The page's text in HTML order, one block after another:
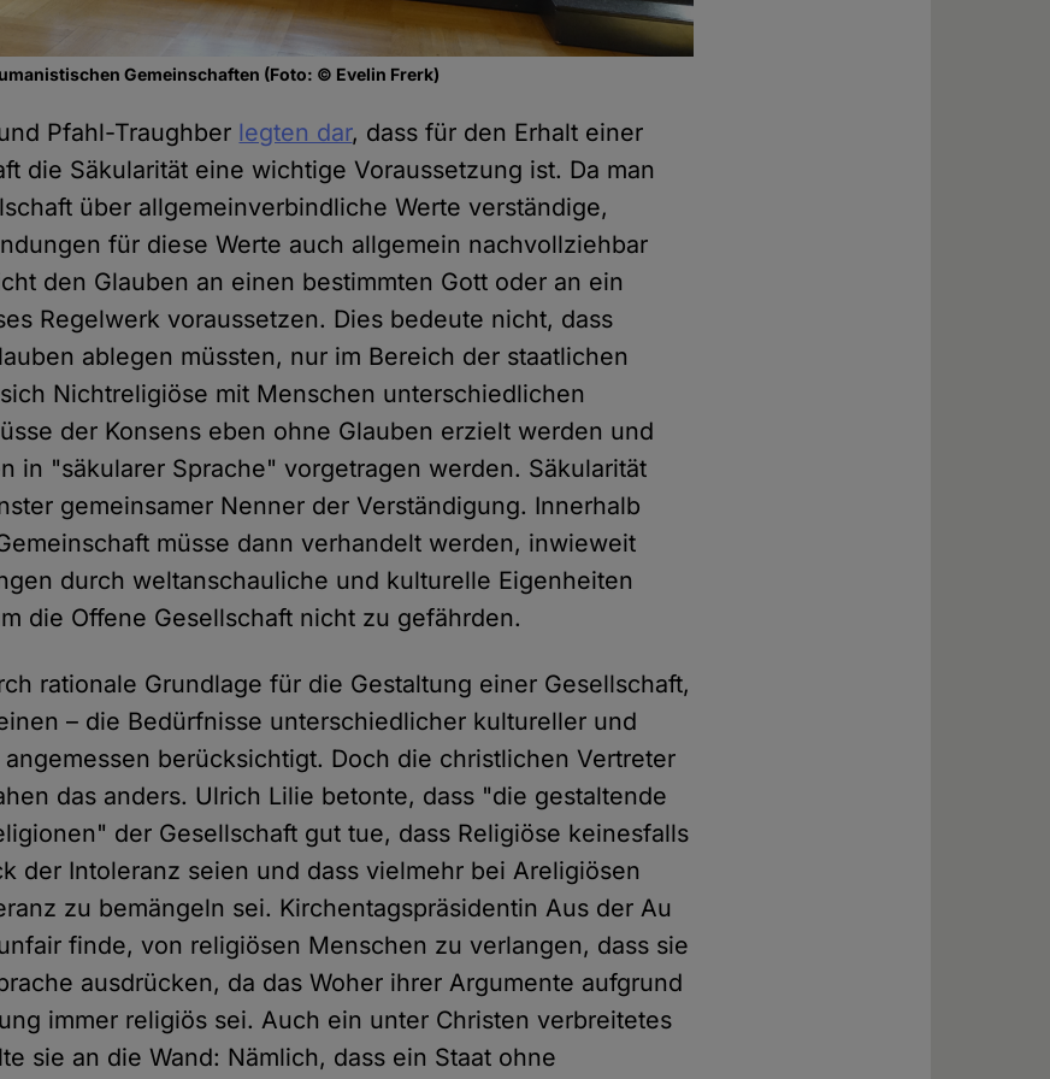
Gemeinschaften (Foto: © Evelin Frerk)
Pfahl-Traughber legten dar, dass für den Erhalt einer
die Säkularität eine wichtige Voraussetzung ist. Da man
über allgemeinverbindliche Werte verständige,
für diese Werte auch allgemein nachvollziehbar
den Glauben an einen bestimmten Gott oder an ein
Regelwerk voraussetzen. Dies bedeute nicht, dass
ablegen müssten, nur im Bereich der staatlichen
Nichtreligiöse mit Menschen unterschiedlichen
der Konsens eben ohne Glauben erzielt werden und
in "säkularer Sprache" vorgetragen werden. Säkularität
gemeinsamer Nenner der Verständigung. Innerhalb
müsse dann verhandelt werden, inwieweit
durch weltanschauliche und kulturelle Eigenheiten
die Offene Gesellschaft nicht zu gefährden.
rationale Grundlage für die Gestaltung einer Gesellschaft,
– die Bedürfnisse unterschiedlicher kultureller und
berücksichtigt. Doch die christlichen Vertreter
das anders. Ulrich Lilie betonte, dass "die gestaltende
der Gesellschaft gut tue, dass Religiöse keinesfalls
der Intoleranz seien und dass vielmehr bei Areligiösen
zu bemängeln sei. Kirchentagspräsidentin Aus der Au
finde, von religiösen Menschen zu verlangen, dass sie
ausdrücken, da das Woher ihrer Argumente aufgrund
immer religiös sei. Auch ein unter Christen verbreitetes
sie an die Wand: Nämlich, dass ein Staat ohne